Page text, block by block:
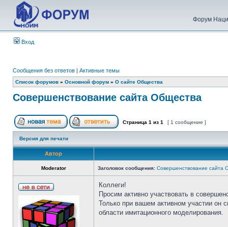
Форум
Вход
Сообщения без ответов | Активные темы
Список форумов » Основной форум » О сайте Общества
Совершенствование сайта Общества
Страница 1 из 1 [ 1 сообщение ]
Версия для печати
Автор
Moderator Заголовок сообщения: Совершенствование сайта
Коллеги!
Просим активно участвовать в
Только при вашем активном участии он
области имитационного моделирования.